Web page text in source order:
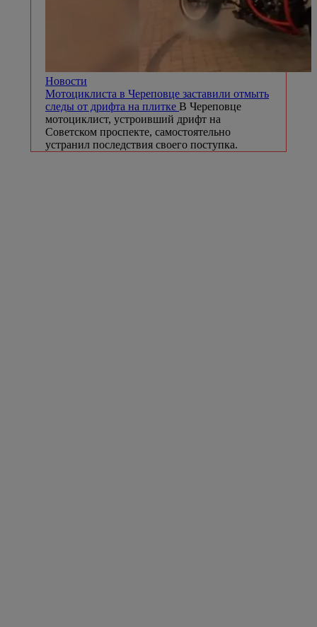
Новости
Мотоциклиста в Череповце заставили отмыть
следы от дрифта на плитке В Череповце
мотоциклист, устроивший дрифт на
Советском проспекте, самостоятельно
устранил последствия своего поступка.